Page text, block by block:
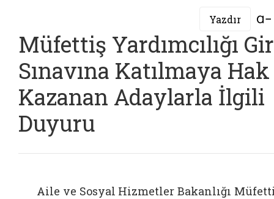
Yazdır
Müfettiş Yardımcılığı
Sınavına Katılmaya Hak
Kazanan Adaylarla İlgili
Duyuru
Aile ve Sosyal Hizmetler Bakanlığı